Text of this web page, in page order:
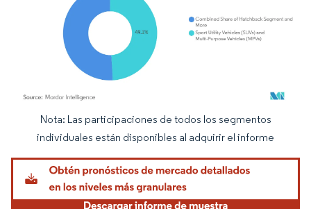
Imagen © Mordor Intelligence. El uso requiere atribución según CC BY 4.0.
Nota: Las participaciones de todos los segmentos
individuales están disponibles al adquirir el informe